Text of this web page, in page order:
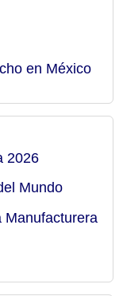
en México
2026
Mundo
Manufacturera